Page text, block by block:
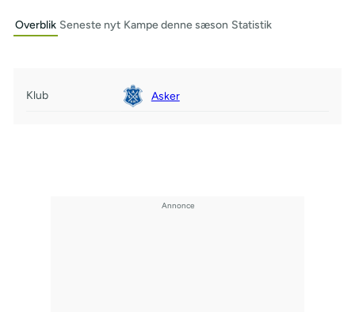
Overblik Seneste nyt Kampe denne sæson Statistik
Klub Asker